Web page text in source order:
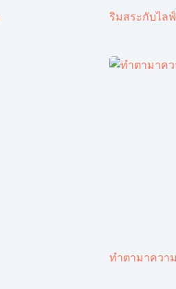
ริมสระกับไล
ทำตามาควา